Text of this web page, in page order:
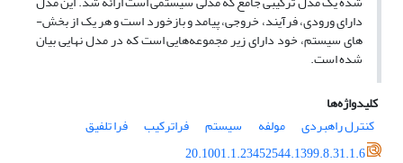
دارای ورودی، فرآیند، خروجی، پیامد و بازخورد است و هر یک از بخش-
های سیستم، خود دارای زیر مجموعه‌هایی است که در مدل نهایی بیان
شده است.
کلیدواژه‌ها
کنترل راهبردی
مولفه سیستم فراترکیب
فرا تلفیق
20.1001.1.23452544.1399.8.31.1.6